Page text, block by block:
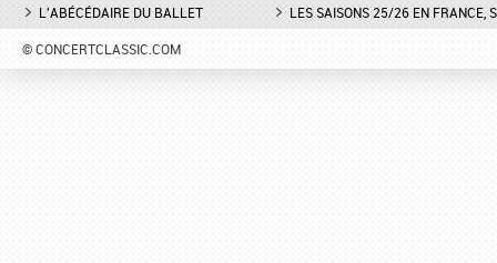
L'ABÉCÉDAIRE DU BALLET
LES SAISONS 25/26 EN FRANCE,
© CONCERTCLASSIC.COM